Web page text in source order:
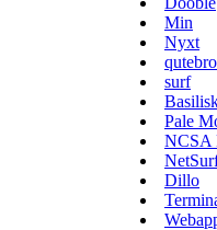
Min
Nyxt
surf
Pale
NCSA
Dillo